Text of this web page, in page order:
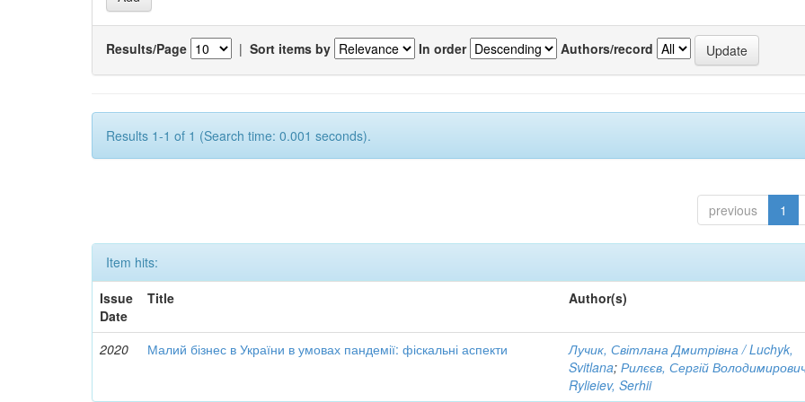
Results/Page | Sort items by In order Authors/record
Results 1-1 of 1 (Search time: 0.001 seconds).
previous 1
Item hits:
Issue
Date
Title Author(s)
2020 Малий бізнес в України в умовах пандемії: фіскальні аспекти
Лучик, Світлана Дмитрівна / Luchyk,
Svitlana;Рилєєв, Сергій
Rylieiev, Serhii